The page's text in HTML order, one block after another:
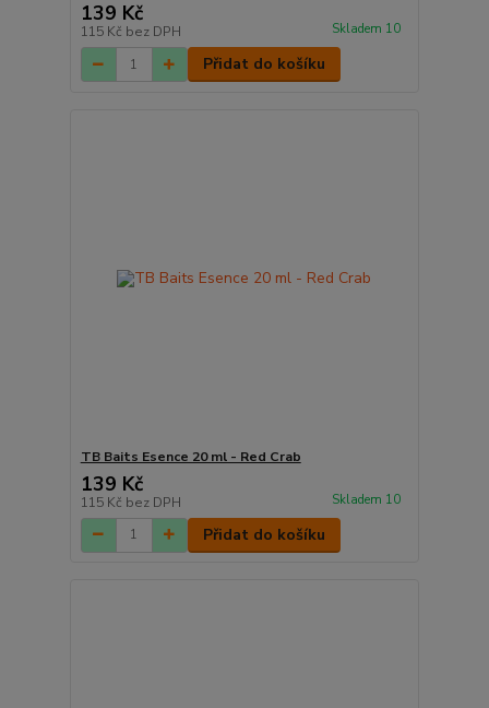
139 Kč
115 Kč bez DPH Skladem 10
Přidat do košíku
TB Baits Esence 20 ml - Red Crab
139 Kč
115 Kč bez DPH Skladem 10
Přidat do košíku